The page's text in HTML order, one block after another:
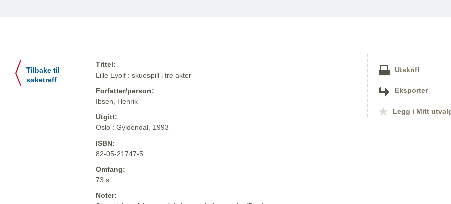
Tilbake til
søketreff
Tittel:
Lille Eyolf : skuespill i tre akter
Forfatter/person:
Ibsen, Henrik
Utgitt:
Oslo : Gyldendal, 1993
ISBN:
82-05-21747-5
Omfang:
73 s.
Noter:
Utskrift
Eksporter
Legg i Mitt